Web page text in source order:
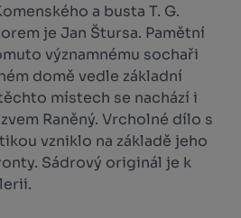
a busta T. G.
je Jan Štursa. Pamětní
významnému sochaři
domě vedle základní
místech se nachází i
Raněný. Vrcholné dílo s
vzniklo na základě jeho
Sádrový originál je k